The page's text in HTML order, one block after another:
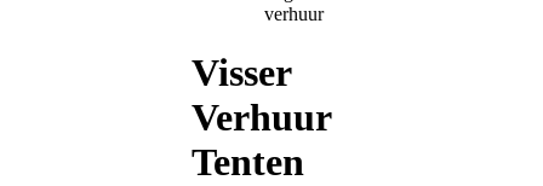
Visser
Verhuur
Tenten